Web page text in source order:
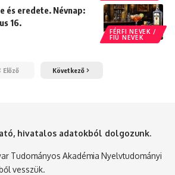
FÉRFI NEVEK /
FIÚ NEVEK
és eredete. Névnap:
16.
Előző Következő
hivatalos adatokból dolgozunk.
Tudományos Akadémia Nyelvtudományi
vesszük.